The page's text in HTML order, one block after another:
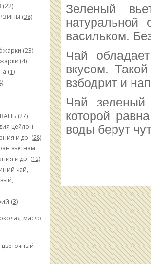
(22)
(38)
(23)
(4)
(1)
(27)
цейлон
и др. (28)
вьетнам
и др. (12)
чай,
(3)
масло
Зеленый
васильком.
Чай
вкусом.
взбодрит и
Чай зеленый
которой
воды берут